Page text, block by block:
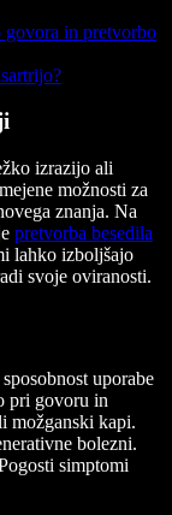
govora in pretvorbo
izrazijo ali
možnosti za
znanja. Na
pretvorba besedila
lahko izboljšajo
svoje oviranosti.
uporabe
pri govoru in
možganski kapi.
bolezni.
simptomi